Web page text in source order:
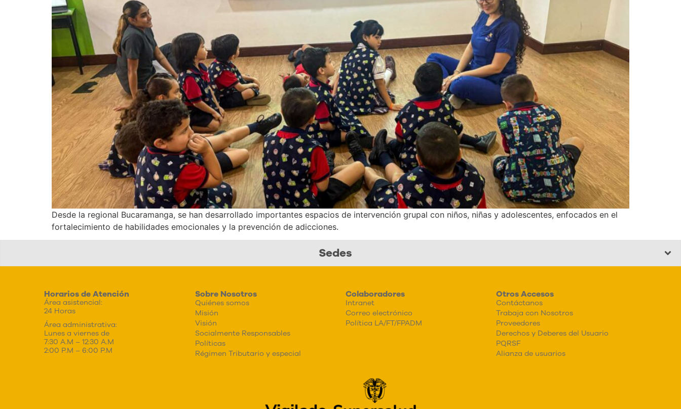
Desde la regional Bucaramanga, se han desarrollado importantes espacios de intervención grupal con niños, niñas y adolescentes, enfocados en el
fortalecimiento de habilidades emocionales y la prevención de adicciones.
Sedes
Horarios de Atención
Área asistencial:
24 Horas
Área administrativa:
Lunes a viernes de
7:30 A.M – 12:30 A.M
2:00 P.M – 6:00 P.M
Sobre Nosotros
Quiénes somos
Misión
Visión
Socialmente Responsables
Políticas
Régimen Tributario y especial
Colaboradores
Intranet
Correo electrónico
Política LA/FT/FPADM
Otros Accesos
Contáctanos
Trabaja con Nosotros
Proveedores
Derechos y Deberes del Usuario
PQRSF
Alianza de usuarios